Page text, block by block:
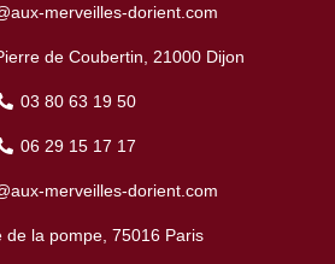
merveilles-dorient.com
de Coubertin, 21000 Dijon
03 80 63 19 50
06 29 15 17 17
merveilles-dorient.com
de la pompe, 75016 Paris